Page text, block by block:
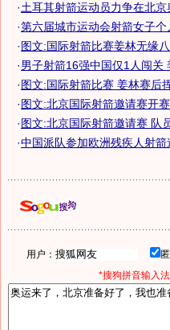
·土耳其射箭运动员力争在北
·第六届城市运动会射箭女子
·图文:国际射箭比赛姜林无缘
·男子射箭16强中国仅1人闯关
·图文:国际射箭比赛 姜林赛后
·图文:北京国际射箭邀请赛开
·图文:北京国际射箭邀请赛 队
·中国派队参加欧洲残疾人射
用户：
*搜狗拼音输入